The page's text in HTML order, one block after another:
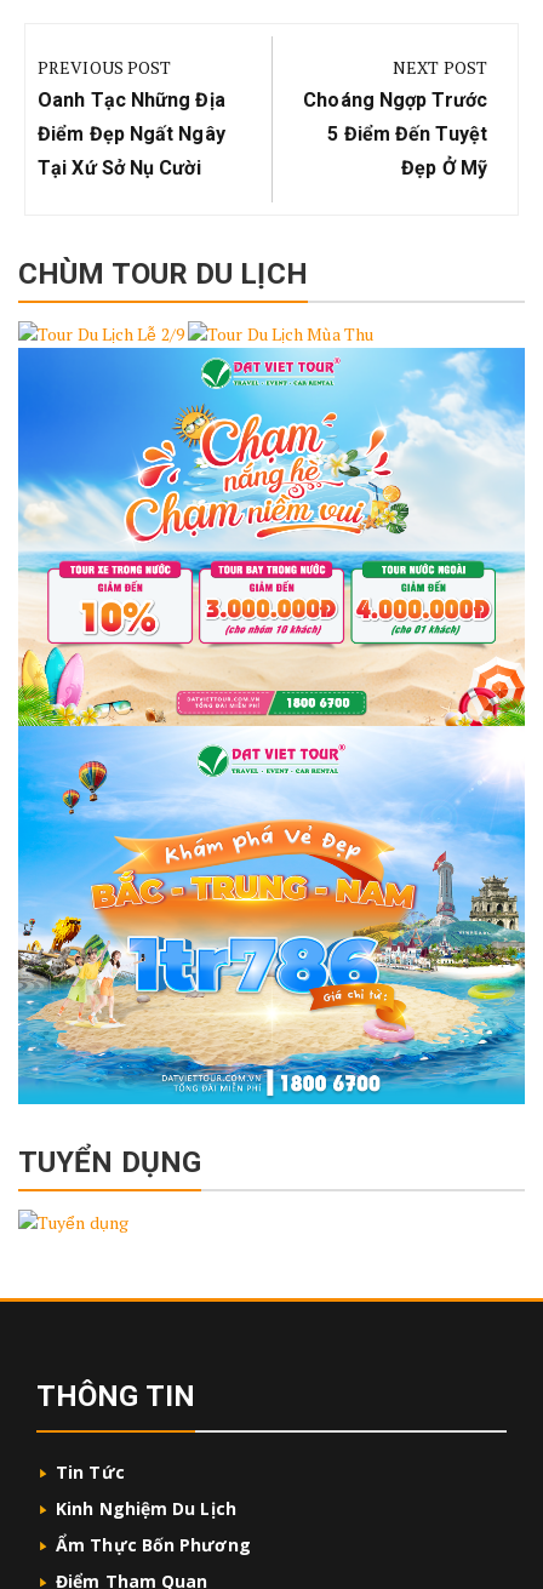
hướng
bài
viết
PREVIOUS POST
Previous
Post:
Oanh Tạc Những Địa
Điểm Đẹp Ngất Ngây
Tại Xứ Sở Nụ Cười
NEXT POST
Next
Post:
Choáng Ngợp Trước
5 Điểm Đến Tuyệt
Đẹp Ở Mỹ
CHÙM TOUR DU LỊCH
TUYỂN DỤNG
THÔNG TIN
Tin Tức
Kinh Nghiệm Du Lịch
Ẩm Thực Bốn Phương
Điểm Tham Quan